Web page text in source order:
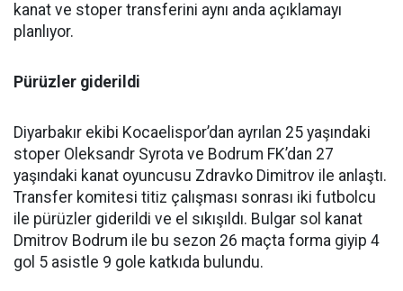
kanat ve stoper transferini aynı anda açıklamayı
planlıyor.
Pürüzler giderildi
Diyarbakır ekibi Kocaelispor’dan ayrılan 25 yaşındaki
stoper Oleksandr Syrota ve Bodrum FK’dan 27
yaşındaki kanat oyuncusu Zdravko Dimitrov ile anlaştı.
Transfer komitesi titiz çalışması sonrası iki futbolcu
ile pürüzler giderildi ve el sıkışıldı. Bulgar sol kanat
Dmitrov Bodrum ile bu sezon 26 maçta forma giyip 4
gol 5 asistle 9 gole katkıda bulundu.